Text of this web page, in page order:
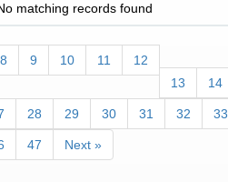
matching records found
8 9 10 11
12
13
14
28 29 30 31 32 33
47 Next »